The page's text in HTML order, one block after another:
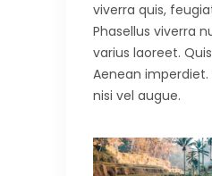
viverra quis,
Phasellus viverra
varius laoreet.
Aenean
nisi vel augue.